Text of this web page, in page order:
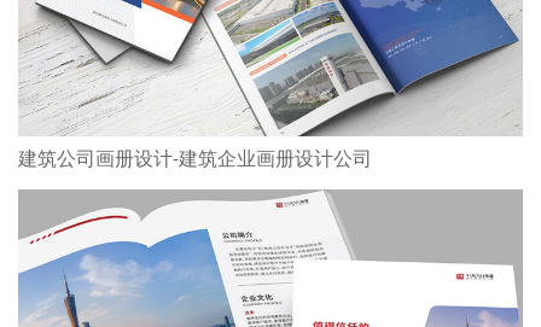
建筑公司画册设计-建筑企业画册设计公司